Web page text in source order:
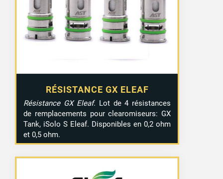
RÉSISTANCE GX ELEAF
Résistance GX Eleaf. Lot de 4 résistances
de remplacements pour clearomiseurs: GX
Tank, iSolo S Eleaf. Disponibles en 0,2 ohm
et 0,5 ohm.